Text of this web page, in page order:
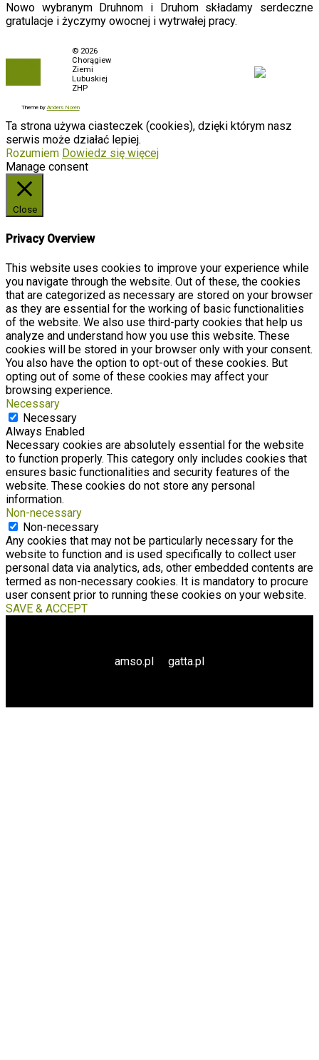
Nowo wybranym Druhnom i Druhom składamy serdeczne
gratulacje i życzymy owocnej i wytrwałej pracy.
© 2026
Chorągiew
Ziemi
Lubuskiej
ZHP
Theme by Anders Norén
Ta strona używa ciasteczek (cookies), dzięki którym nasz
serwis może działać lepiej.
Rozumiem Dowiedz się więcej
Manage consent
Close
Privacy Overview
This website uses cookies to improve your experience while
you navigate through the website. Out of these, the cookies
that are categorized as necessary are stored on your browser
as they are essential for the working of basic functionalities
of the website. We also use third-party cookies that help us
analyze and understand how you use this website. These
cookies will be stored in your browser only with your consent.
You also have the option to opt-out of these cookies. But
opting out of some of these cookies may affect your
browsing experience.
Necessary
Necessary
Always Enabled
Necessary cookies are absolutely essential for the website
to function properly. This category only includes cookies that
ensures basic functionalities and security features of the
website. These cookies do not store any personal
information.
Non-necessary
Non-necessary
Any cookies that may not be particularly necessary for the
website to function and is used specifically to collect user
personal data via analytics, ads, other embedded contents are
termed as non-necessary cookies. It is mandatory to procure
user consent prior to running these cookies on your website.
SAVE & ACCEPT
amso.pl gatta.pl